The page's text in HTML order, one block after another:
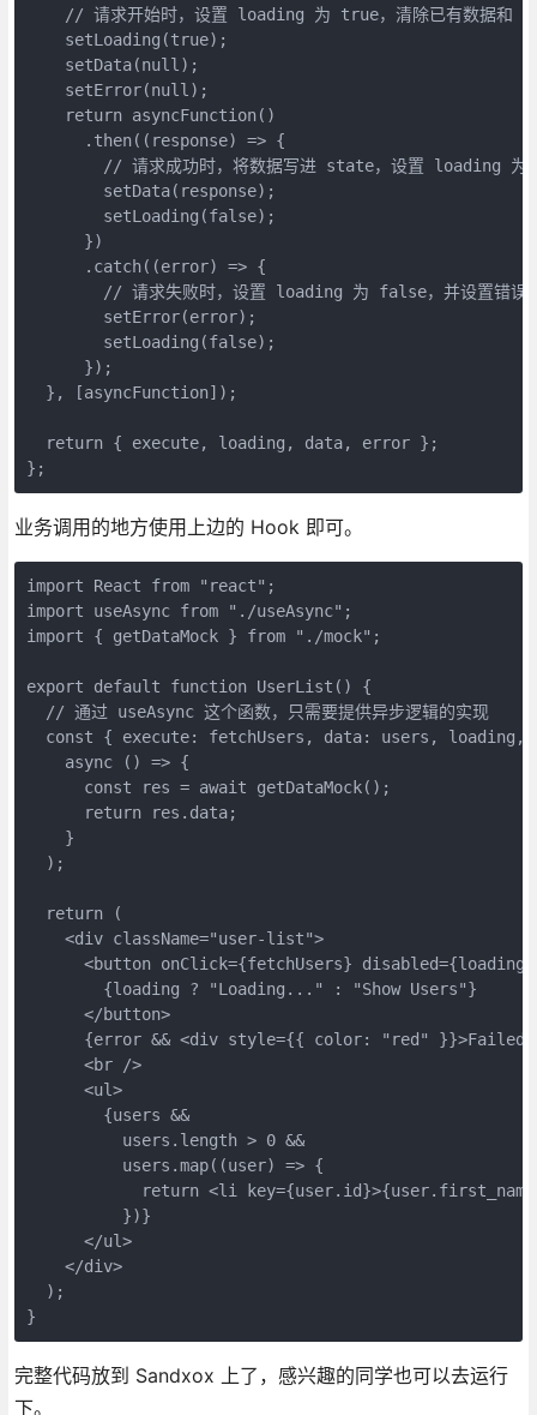
// 请求开始时，设置 loading 为 true，清除已有数据和
    setLoading(true);
    setData(null);
    setError(null);
    return asyncFunction()
      .then((response) => {
// 请求成功时，将数据写进 state，设置 loading 为
        setData(response);
        setLoading(false);
      })
      .catch((error) => {
// 请求失败时，设置 loading 为 false，并设置错误
        setError(error);
        setLoading(false);
      });
  }, [asyncFunction]);
  return { execute, loading, data, error };
};
业务调用的地方使用上边的 Hook 即可。
import React from "react";
import useAsync from "./useAsync";
import { getDataMock } from "./mock";
export default function UserList() {
  // 通过 useAsync 这个函数，只需要提供异步逻辑的实现
const { execute: fetchUsers, data: users, loading,
    async () => {
      const res = await getDataMock();
      return res.data;
    }
  );
  return (
    <div className="user-list">
<button onClick={fetchUsers}
        {loading ? "Loading..." : "Show Users"}
      </button>
{error && <div style={{ color: "red"
      <br />
      <ul>
        {users &&
          users.length > 0 &&
          users.map((user) => {
return <li
          })}
      </ul>
    </div>
  );
}
完整代码放到 Sandxox 上了，感兴趣的同学也可以去运行
下。